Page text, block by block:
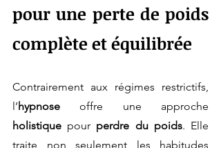
pour une perte de poids
complète et équilibrée
Contrairement aux régimes restrictifs,
l’hypnose
holistique pour perdre du poids. Elle
traite non seulement les habitudes